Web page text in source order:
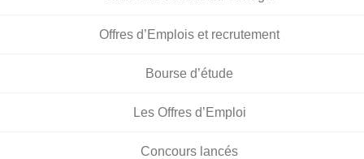
Offres d’Emplois et recrutement
Bourse d’étude
Les Offres d’Emploi
Concours lancés